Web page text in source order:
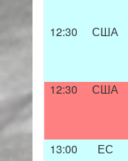
12:30 США
12:30 США
13:00 ЕС